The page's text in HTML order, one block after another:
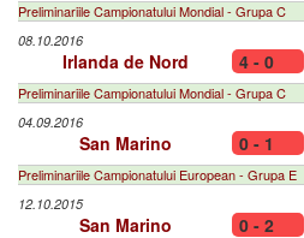
Preliminariile Campionatului Mondial - Grupa C
08.10.2016
Irlanda de Nord 4 - 0
Preliminariile Campionatului Mondial - Grupa C
04.09.2016
San Marino 0 - 1
Preliminariile Campionatului European - Grupa E
12.10.2015
San Marino 0 - 2